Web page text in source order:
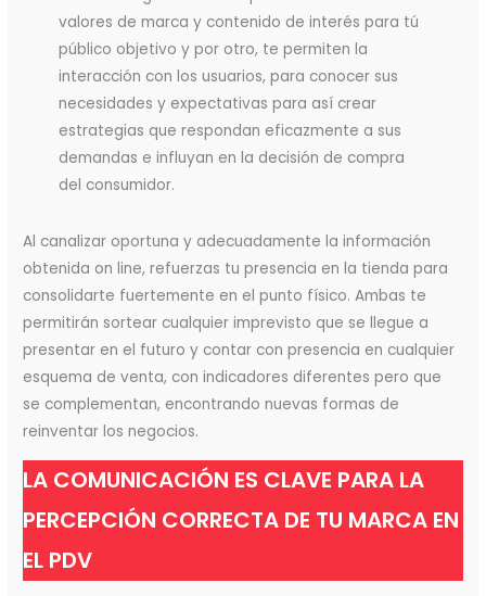
valores de marca y contenido de interés para tú
público objetivo y por otro, te permiten la
interacción con los usuarios, para conocer sus
necesidades y expectativas para así crear
estrategias que respondan eficazmente a sus
demandas e influyan en la decisión de compra
del consumidor.
Al canalizar oportuna y adecuadamente la información
obtenida on line, refuerzas tu presencia en la tienda para
consolidarte fuertemente en el punto físico. Ambas te
permitirán sortear cualquier imprevisto que se llegue a
presentar en el futuro y contar con presencia en cualquier
esquema de venta, con indicadores diferentes pero que
se complementan, encontrando nuevas formas de
reinventar los negocios.
LA COMUNICACIÓN ES CLAVE PARA LA
PERCEPCIÓN CORRECTA DE TU MARCA EN
EL PDV